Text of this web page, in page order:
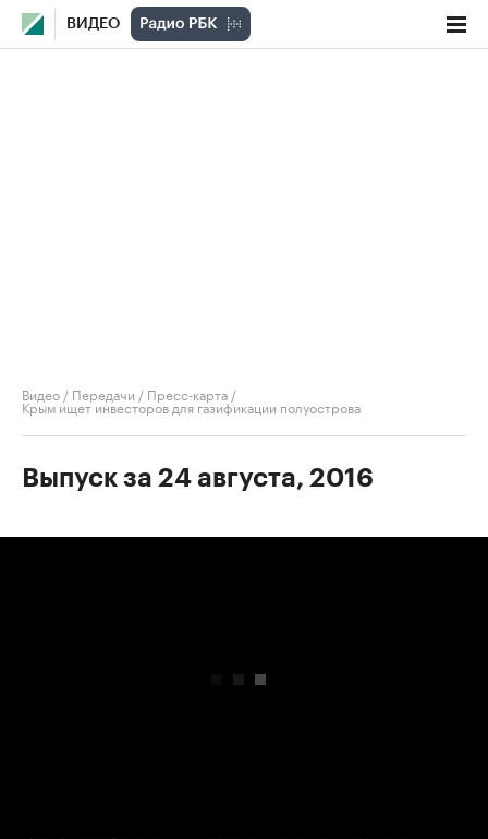
ВИДЕО
Видео / Передачи / Пресс-карта /
Крым ищет инвесторов для газификации полуострова
Выпуск за 24 августа, 2016